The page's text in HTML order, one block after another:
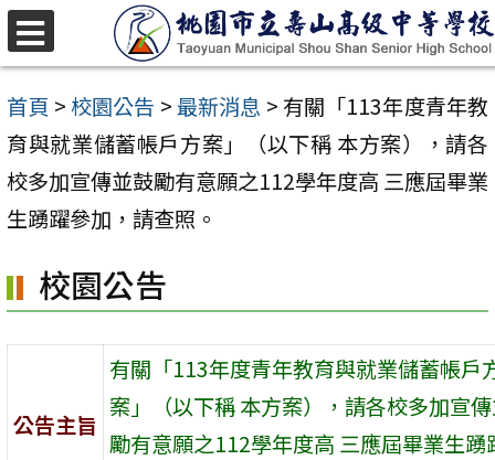
跳
至
主
要
內
容
首頁 >校園公告 >最新消息 > 有關「113年度青年教
育與就業儲蓄帳戶方案」（以下稱 本方案），請各
校多加宣傳並鼓勵有意願之112學年度高 三應屆畢業
生踴躍參加，請查照。
校園公告
公告主旨
有關「113年度青年教育與就業儲蓄帳戶
案」（以下稱 本方案），請各校多加宣
勵有意願之112學年度高 三應屆畢業生踴
選
單